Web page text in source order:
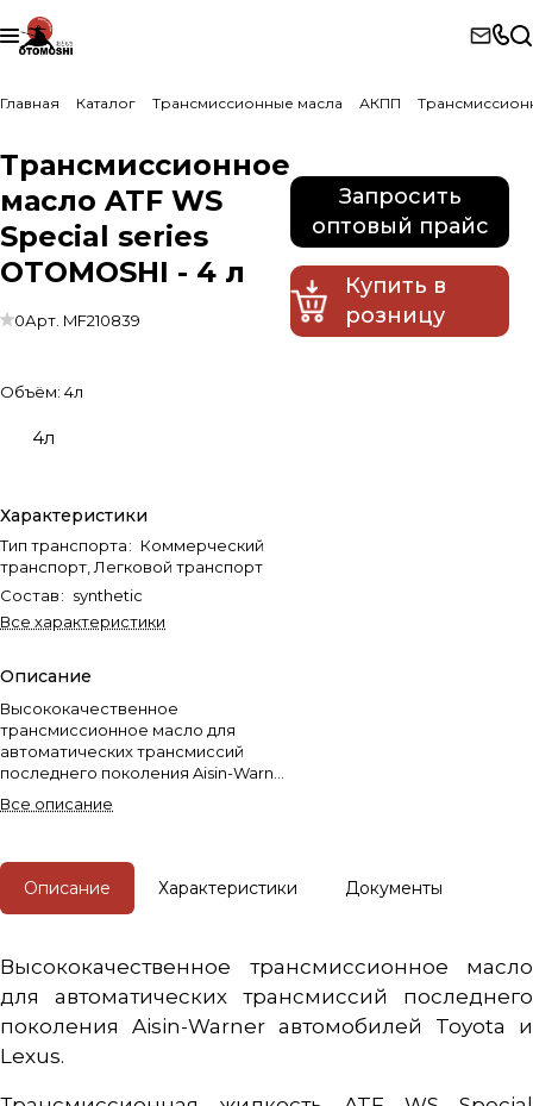
Главная Каталог Трансмиссионные масла АКПП
Трансмиссионное
масло ATF WS
Special series
OTOMOSHI - 4 л
0Арт. MF210839
Объём: 4л
4л
Характеристики
Тип транспорта: Коммерческий
транспорт, Легковой транспорт
Состав: synthetic
Все характеристики
Описание
Высококачественное
трансмиссионное масло для
автоматических трансмиссий
последнего поколения Aisin-Warner
Все описание
Запросить
оптовый прайс
Купить в
розницу
Описание Характеристики Документы
Высококачественное трансмиссионное масло
для автоматических трансмиссий последнего
поколения Aisin-Warner автомобилей Toyota и
Lexus.